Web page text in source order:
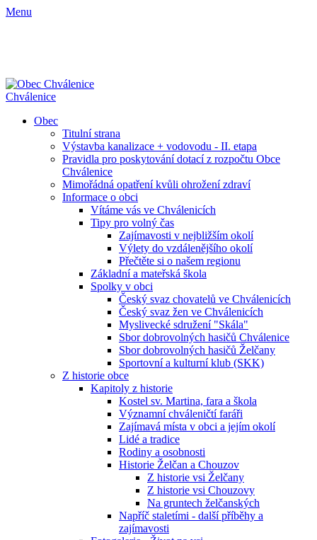
Menu
Chválenice
Obec
Titulní strana
Výstavba kanalizace + vodovodu - II. etapa
Pravidla pro poskytování dotací z rozpočtu Obce
Chválenice
Mimořádná opatření kvůli ohrožení zdraví
Informace o obci
Vítáme vás ve Chválenicích
Tipy pro volný čas
Zajímavosti v nejbližším okolí
Výlety do vzdálenějšího okolí
Přečtěte si o našem regionu
Základní a mateřská škola
Spolky v obci
Český svaz chovatelů ve Chválenicích
Český svaz žen ve Chválenicích
Myslivecké sdružení "Skála"
Sbor dobrovolných hasičů Chválenice
Sbor dobrovolných hasičů Želčany
Sportovní a kulturní klub (SKK)
Z historie obce
Kapitoly z historie
Kostel sv. Martina, fara a škola
Významní chváleničtí faráři
Zajímavá místa v obci a jejím okolí
Lidé a tradice
Rodiny a osobnosti
Historie Želčan a Chouzov
Z historie vsi Želčany
Z historie vsi Chouzovy
Na gruntech želčanských
Napříč staletími - další příběhy a
zajímavosti